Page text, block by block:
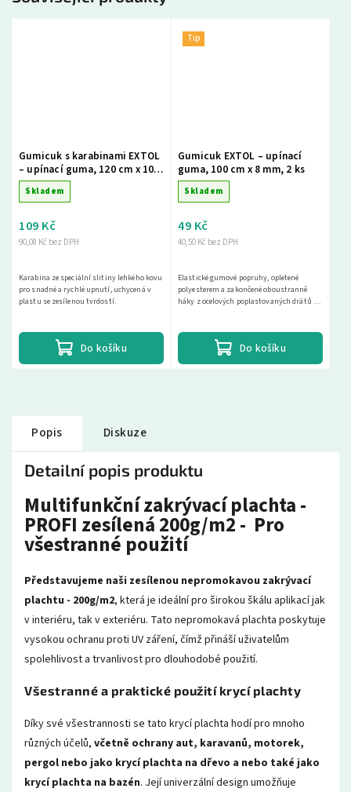
Gumicuk s karabinami EXTOL
– upínací guma, 120 cm x 10
mm, 1 ks
Skladem
90,08 Kč bez DPH
109 Kč
Do košíku
Karabina ze speciální slitiny lehkého kovu
pro snadné a rychlé upnutí, uchycená v
plastu se zesílenou tvrdostí.
Tip
Gumicuk EXTOL – upínací
guma, 100 cm x 8 mm, 2 ks
Skladem
40,50 Kč bez DPH
49 Kč
Do košíku
Elastické gumové popruhy, opletené
polyesterem a zakončené oboustranně
háky z ocelových poplastovaných drátů k
Popis Diskuze
Detailní popis produktu
Multifunkční zakrývací plachta -
PROFI zesílená 200g/m2 - Pro
všestranné použití
Představujeme naši zesílenou nepromokavou zakrývací
plachtu - 200g/m2, která je ideální pro širokou škálu aplikací jak
v interiéru, tak v exteriéru. Tato nepromokavá plachta poskytuje
vysokou ochranu proti UV záření, čímž přináší uživatelům
spolehlivost a trvanlivost pro dlouhodobé použití.
Všestranné a praktické použití krycí plachty
Díky své všestrannosti se tato krycí plachta hodí pro mnoho
různých účelů, včetně ochrany aut, karavanů, motorek,
pergol nebo jako krycí plachta na dřevo a nebo také jako
krycí plachta na bazén. Její univerzální design umožňuje